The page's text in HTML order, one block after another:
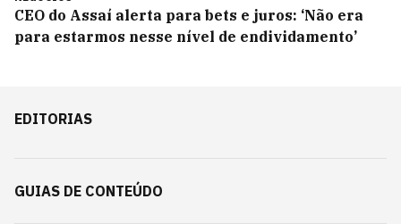
CEO do Assaí alerta para bets e juros: ‘Não era
para estarmos nesse nível de endividamento’
EDITORIAS
GUIAS DE CONTEÚDO